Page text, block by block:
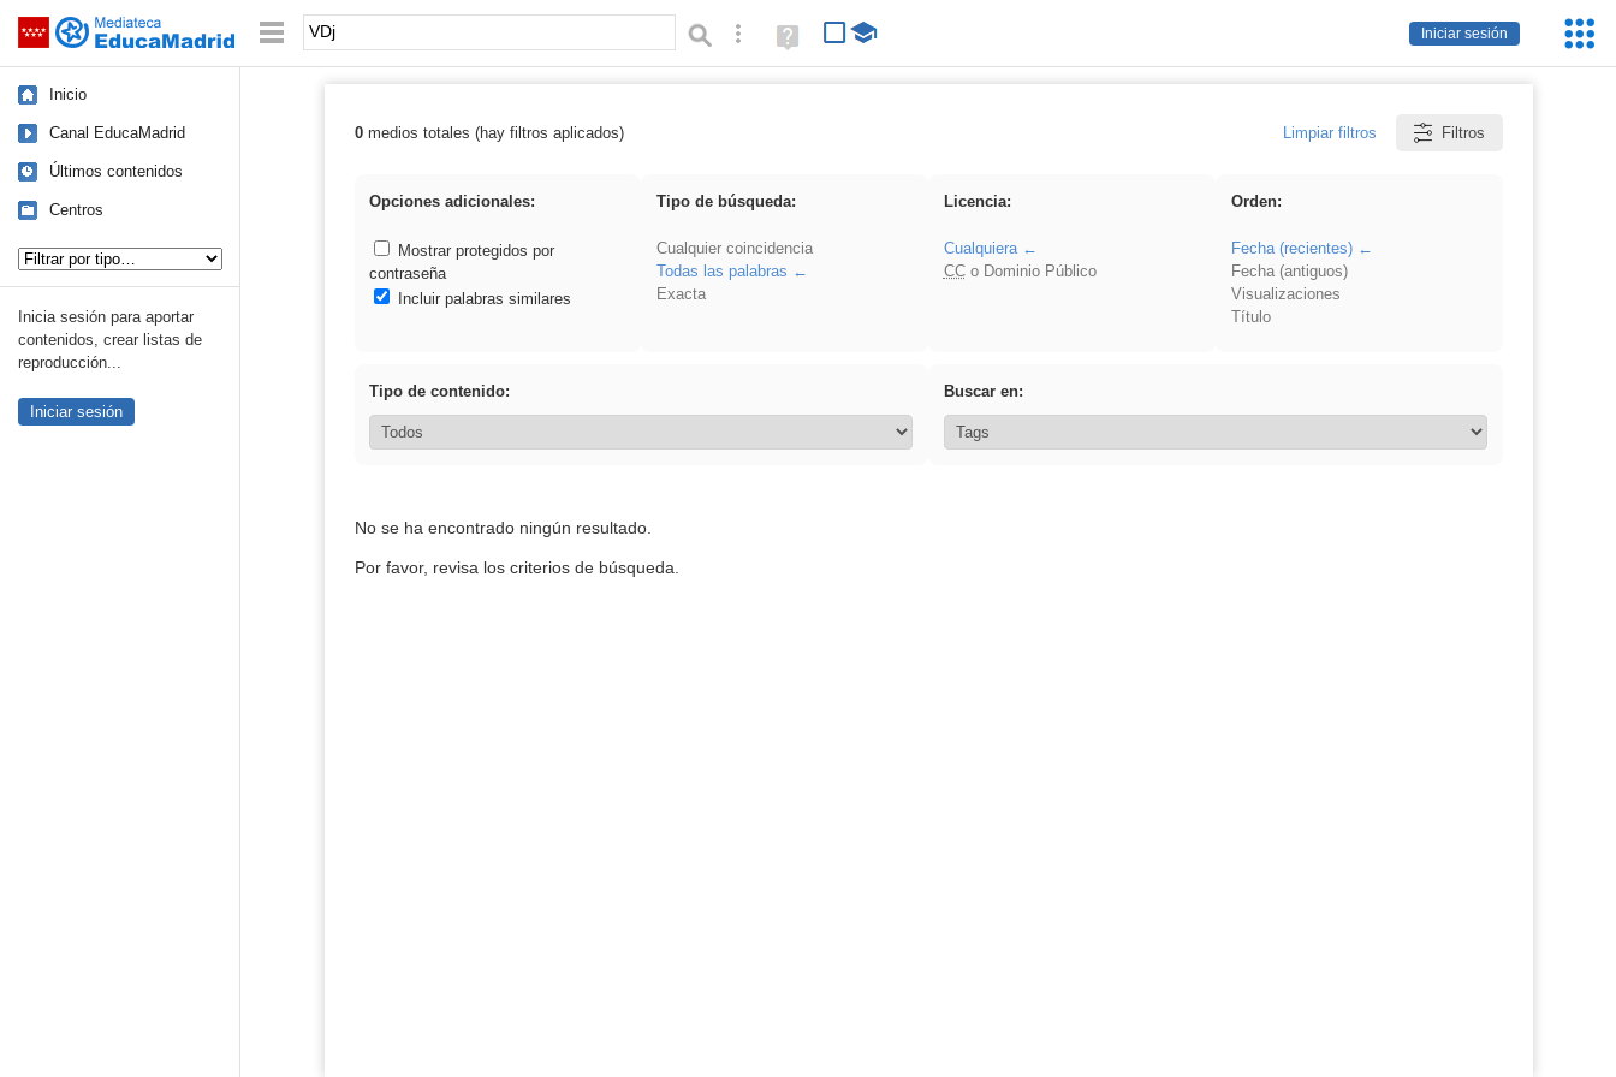
Saltar navegación
Iniciar sesión
Palabra o frase: Búsqueda avanzada
Ayuda
(en
Inicio
Canal EducaMadrid
Últimos contenidos
Centros
Inicia sesión para aportar
contenidos, crear listas de
reproducción...
Iniciar sesión
Resultados de: VDj
0medios totales (hay filtros aplicados) Limpiar filtros Filtros
Opciones adicionales:
Mostrar protegidos por
contraseña
Incluir palabras similares
Tipo de búsqueda:
Cualquier coincidencia
Todas las palabras
Exacta
Licencia:
Cualquiera
CCo Dominio Público
Orden:
Fecha (recientes)
Fecha (antiguos)
Visualizaciones
Título
Tipo de contenido: Buscar en:
No se ha encontrado ningún resultado.
Por favor, revisa los criterios de búsqueda.